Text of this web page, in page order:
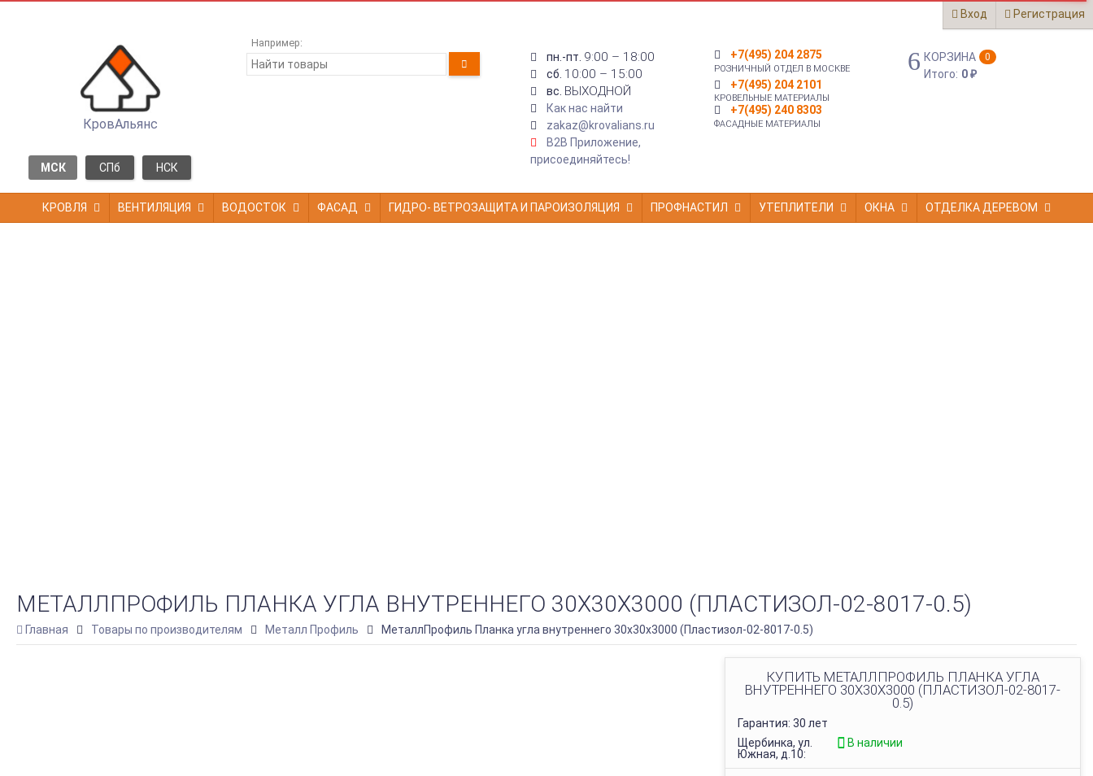
Вход Регистрация
КровАльянс
МСК СПб НСК
Например:
пн.-пт. 9:00 – 18:00
сб. 10:00 – 15:00
вс. ВЫХОДНОЙ
Как нас найти
zakaz@krovalians.ru
B2B Приложение,
присоединяйтесь!
+7(495) 204 2875
РОЗНИЧНЫЙ ОТДЕЛ В МОСКВЕ
+7(495) 204 2101
КРОВЕЛЬНЫЕ МАТЕРИАЛЫ
+7(495) 240 8303
ФАСАДНЫЕ МАТЕРИАЛЫ
КОРЗИНА 0
Итого: 0₽
КРОВЛЯ ВЕНТИЛЯЦИЯ ВОДОСТОК ФАСАД ГИДРО- ВЕТРОЗАЩИТА И ПАРОИЗОЛЯЦИЯ ПРОФНАСТИЛ УТЕПЛИТЕЛИ ОКНА ОТДЕЛКА ДЕРЕВОМ
МЕТАЛЛПРОФИЛЬ ПЛАНКА УГЛА ВНУТРЕННЕГО 30Х30Х3000 (ПЛАСТИЗОЛ-02-8017-0.5)
Главная Товары по производителям Металл Профиль МеталлПрофиль Планка угла внутреннего 30х30х3000 (Пластизол-02-8017-0.5)
КУПИТЬ МЕТАЛЛПРОФИЛЬ ПЛАНКА УГЛА
ВНУТРЕННЕГО 30Х30Х3000 (ПЛАСТИЗОЛ-02-8017-
0.5)
Гарантия: 30 лет
Щербинка, ул.
Южная, д.10:
В наличии